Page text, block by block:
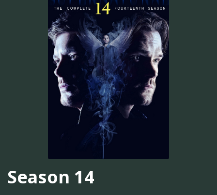
Season 14